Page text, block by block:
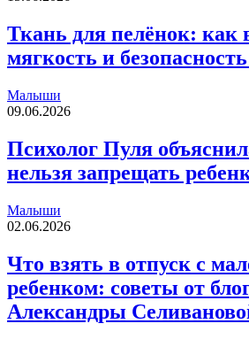
Ткань для пелёнок: как
мягкость и
Малыши
09.06.2026
Психолог Пуля
нельзя запрещать
Малыши
02.06.2026
Что взять в отпуск с
ребенком: советы от
Александры